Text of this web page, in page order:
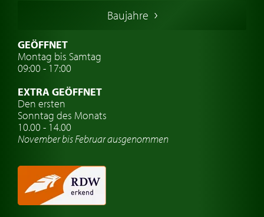
Schwedische Oldtimer
Oldtimer mit h-kennzeichen
Auto Oldtimer Markt
Oldtimer-Versicherung
Oldtimer-Clubs
Oldtimer-Reisen
Automarken uhren
Baujahre
GEÖFFNET
Montag bis Samtag
09:00 - 17:00
EXTRA GEÖFFNET
Den ersten
Sonntag des Monats
10.00 - 14.00
November bis Februar ausgenommen